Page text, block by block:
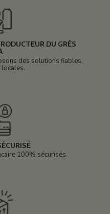
DU GRÈS
des solutions fiables,
locales.
100% sécurisés.